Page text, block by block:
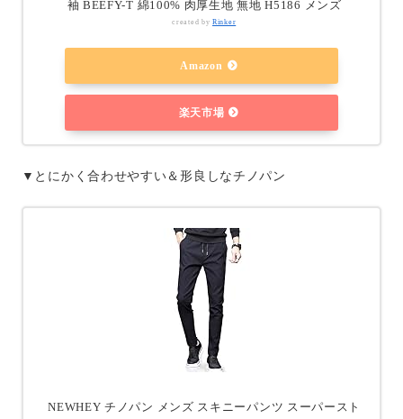
袖 BEEFY-T 綿100% 肉厚生地 無地 H5186 メンズ
created byRinker
Amazon
楽天市場
▼とにかく合わせやすい＆形良しなチノパン
NEWHEY チノパン メンズ スキニーパンツ スーパースト